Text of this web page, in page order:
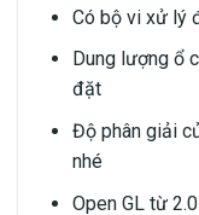
Có bộ vi xử lý
Dung lượng ổ
đặt
Độ phân giải
nhé
Open GL từ 2.0